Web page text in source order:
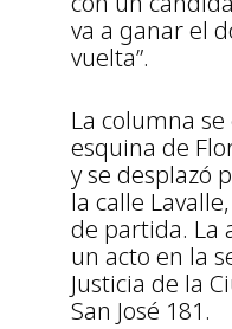
va a ganar el
vuelta”.
La columna
esquina de
y se desplazó
la calle
de partida. La
un acto en la
Justicia de la
San José 181.